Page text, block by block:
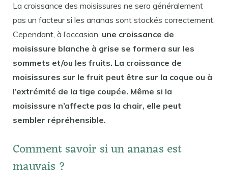
La croissance des moisissures ne sera généralement
pas un facteur si les ananas sont stockés correctement.
Cependant, à l’occasion, une croissance de
moisissure blanche à grise se formera sur les
sommets et/ou les fruits. La croissance de
moisissures sur le fruit peut être sur la coque ou à
l’extrémité de la tige coupée. Même si la
moisissure n’affecte pas la chair, elle peut
sembler répréhensible.
Comment savoir si un ananas est
mauvais ?